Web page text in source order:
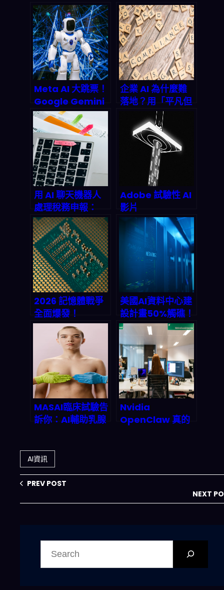
Meta AI 大跳票！
Google Gemini
趁勢而起，2026
AI 市場將如何洗
牌？
企業 AI 為什麼難
落地？用「平凡但
安全」的治理，才
換來可審計的大規
模部署
用 AI 聊天機器人
處理稅務申報：
2026 你能自動化
到什麼程度、哪些
合規不能省
Adobe 試驗性 AI
影片
MotionStream
：自然語言直接生
成可剪輯影片，
2026 影音工作流
要怎麼重排？
2026 記憶體戰爭
全面爆發！
Micron (MU) 為
何被嚴重低估？
Edge AI、HBM
晶片與高頻交易背
後的深度投資機會
美國AI資料中心建
設計畫50%觸礁！
電力荒與變壓器斷
鏈如何癱瘓兆美元
產能？
MASAI臨床試驗告
訴你：AI輔助乳腺
準？
Nvidia
OpenClaw 真的
AI資訊
PREV POST
NEXT